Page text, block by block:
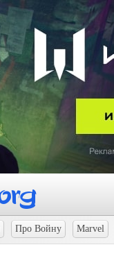
Про Войну Marvel